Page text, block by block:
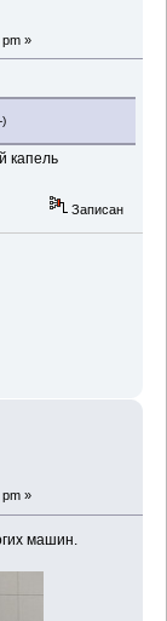
»
)
капель
Записан
»
машин.